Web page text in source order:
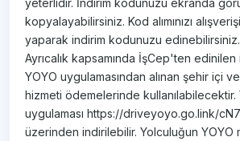
yeterlidir. İndirim kodunuzu ekranda
kopyalayabilirsiniz. Kod alımınızı
yaparak indirim kodunuzu edinebilirsiniz.
Ayrıcalık kapsamında İşCep'ten
YOYO uygulamasından alınan şehir içi ve
hizmeti ödemelerinde kullanılabilecektir.
uygulaması https://driveyoyo.go.link/
üzerinden indirilebilir. Yolculuğun YOYO